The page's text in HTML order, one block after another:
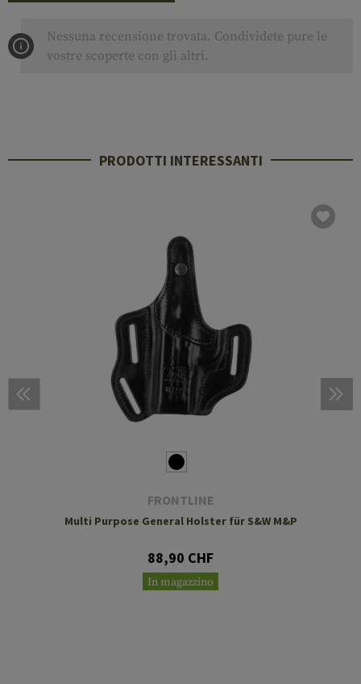
Nessuna recensione trovata. Condividete pure le
vostre scoperte con gli altri.
PRODOTTI INTERESSANTI
FRONTLINE
Multi Purpose General Holster für S&W M&P
88,90 CHF
In magazzino